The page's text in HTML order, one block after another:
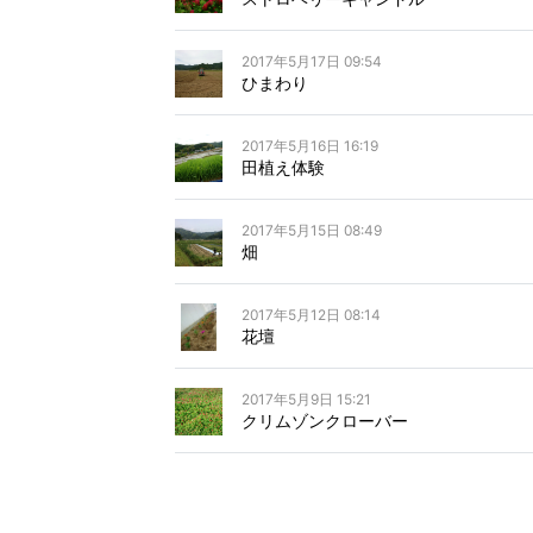
2017年5月17日 09:54
ひまわり
2017年5月16日 16:19
田植え体験
2017年5月15日 08:49
畑
2017年5月12日 08:14
花壇
2017年5月9日 15:21
クリムゾンクローバー